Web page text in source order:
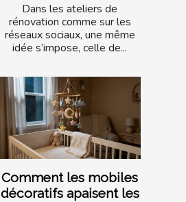
Dans les ateliers de
rénovation comme sur les
réseaux sociaux, une même
idée s’impose, celle de...
Comment les mobiles
décoratifs apaisent les